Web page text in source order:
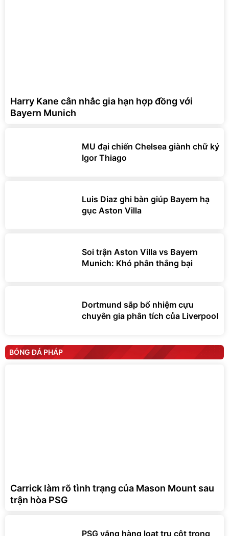
Harry Kane cân nhắc gia hạn hợp đồng với
Bayern Munich
MU đại chiến Chelsea giành chữ ký
Igor Thiago
Luis Diaz ghi bàn giúp Bayern hạ
gục Aston Villa
Soi trận Aston Villa vs Bayern
Munich: Khó phân thắng bại
Dortmund sắp bổ nhiệm cựu
chuyên gia phân tích của Liverpool
BÓNG ĐÁ PHÁP
Carrick làm rõ tình trạng của Mason Mount sau
trận hòa PSG
PSG vắng hàng loạt trụ cột trong